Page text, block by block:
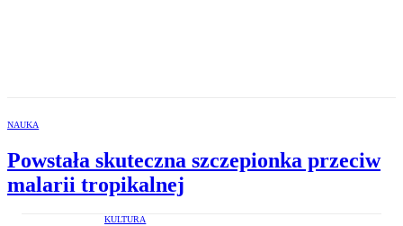
NAUKA
Powstała skuteczna szczepionka przeciw
malarii tropikalnej
KULTURA